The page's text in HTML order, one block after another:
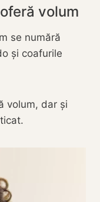
volum
se numără
și coafurile
volum, dar și